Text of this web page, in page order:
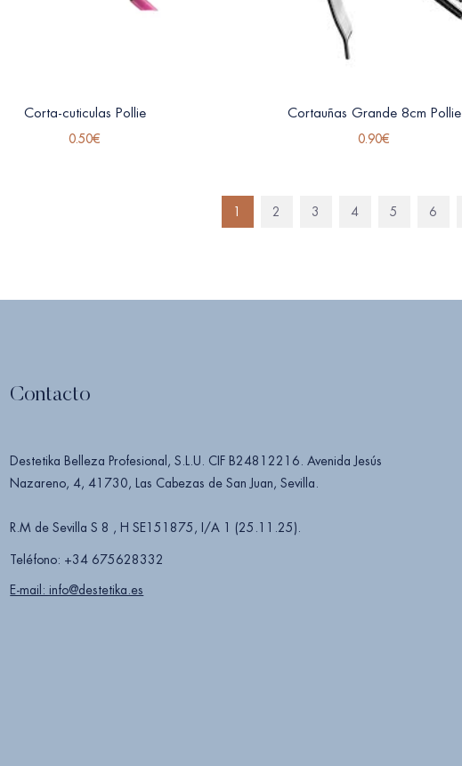
Corta-cuticulas Pollie
0.50€
Cortauñas Grande 8cm Pollie
0.90€
1 2 3 4 5 6
Contacto
Destetika Belleza Profesional, S.L.U. CIF B24812216. Avenida Jesús
Nazareno, 4, 41730, Las Cabezas de San Juan, Sevilla.
R.M de Sevilla S 8 , H SE151875, I/A 1 (25.11.25).
Teléfono: +34 675628332
E-mail: info@destetika.es